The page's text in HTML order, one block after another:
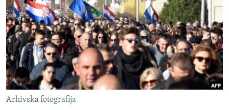
RSE PRIČE IZ SVIJETA
ISPRIČAJ MI
DNEVNO@RSE
SPECIJALI RSE
VIŠE OD NASLOVA
GENOCID U SREBRENICI
PRATITE NAS
Arhivska fotografija